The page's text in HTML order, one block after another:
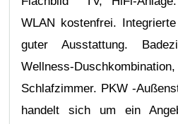
WLAN kostenfrei.
guter Ausstattung.
Wellness-
Schlafzimmer. PKW -
handelt sich um ein